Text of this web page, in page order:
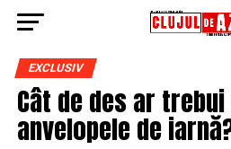
EXCLUSIV
Cât de des ar
anvelopele de